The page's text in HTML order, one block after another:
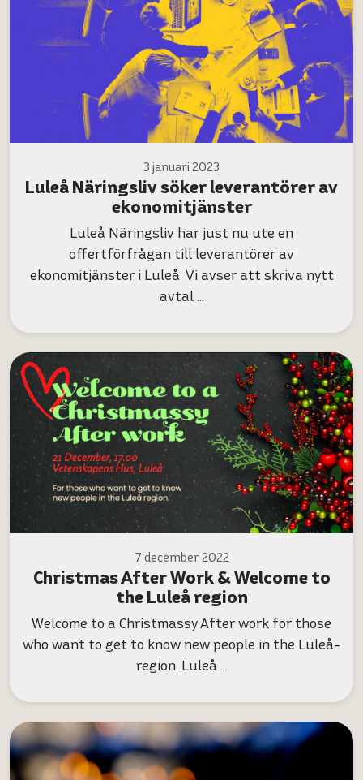
3 januari 2023
Luleå Näringsliv söker leverantörer av
ekonomitjänster
Luleå Näringsliv har just nu ute en
offertförfrågan till leverantörer av
ekonomitjänster i Luleå. Vi avser att skriva nytt
avtal …
7 december 2022
Christmas After Work & Welcome to
the Luleå region
Welcome to a Christmassy After work for those
who want to get to know new people in the Luleå-
region. Luleå …